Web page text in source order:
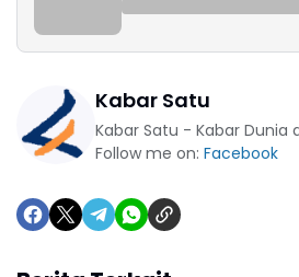
Kabar Satu
Kabar Satu - Kabar Dunia
Follow me on: Facebook